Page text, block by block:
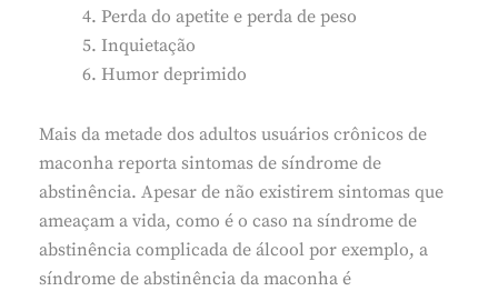
Perda do apetite e perda de peso
Inquietação
Humor deprimido
Mais da metade dos adultos usuários crônicos de
maconha reporta sintomas de síndrome de
abstinência. Apesar de não existirem sintomas que
ameaçam a vida, como é o caso na síndrome de
abstinência complicada de álcool por exemplo, a
síndrome de abstinência da maconha é